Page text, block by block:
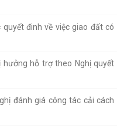
đinh về việc giao đất có
hưởng hỗ trợ theo Nghị quyết
đánh giá công tác cải cách